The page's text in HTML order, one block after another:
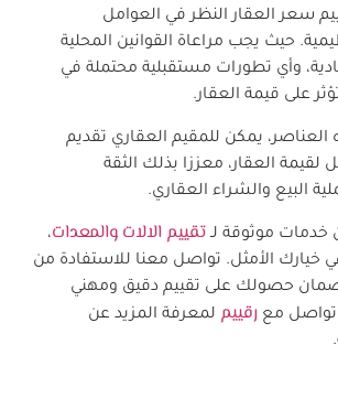
سعر العقار النظر في العوامل
حيث يجب مراعاة القوانين المحلية
وأي تطورات مستقبلية محتملة في
على قيمة العقار.
يمكن للمقيم العقاري تقديم
لقيمة العقار، معززا بذلك الثقة
البيع والشراء العقاري.
خدمات موثوقة لـتقييم الالات والمعدات،
خيارك الأمثل. تواصل معنا للاستفادة من
حصولك على تقييم دقيق ومهني
تواصل مع رقييم لمعرفة المزيد عن